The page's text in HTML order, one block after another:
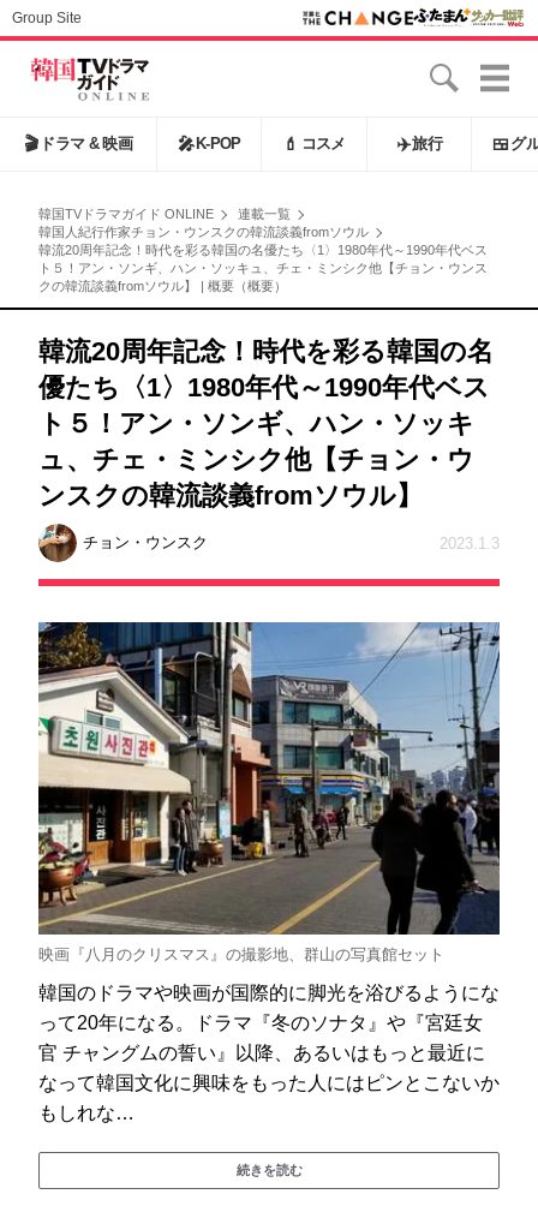
Group Site
🎬 ドラマ & 映画 🎤 K-POP 💄 コスメ ✈️旅行 🍱 グ
韓国TVドラマガイド ONLINE
連載一覧
韓国人紀行作家チョン・ウンスクの韓流談義fromソウル
韓流20周年記念！時代を彩る韓国の名優たち〈1〉1980年代～1990年代ベス
ト５！アン・ソンギ、ハン・ソッキュ、チェ・ミンシク他【チョン・ウンス
クの韓流談義fromソウル】 | 概要（概要）
韓流20周年記念！時代を彩る韓国の名
優たち〈1〉1980年代～1990年代ベス
ト５！アン・ソンギ、ハン・ソッキ
ュ、チェ・ミンシク他【チョン・ウ
ンスクの韓流談義fromソウル】
チョン・ウンスク 2023.1.3
映画『八月のクリスマス』の撮影地、群山の写真館セット
韓国のドラマや映画が国際的に脚光を浴びるようにな
って20年になる。ドラマ『冬のソナタ』や『宮廷女
官 チャングムの誓い』以降、あるいはもっと最近に
なって韓国文化に興味をもった人にはピンとこないか
もしれな…
続きを読む